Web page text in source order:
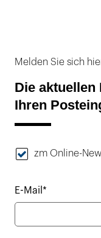
Melden Sie sich
Die
Ihren
zm Online-
E-Mail*